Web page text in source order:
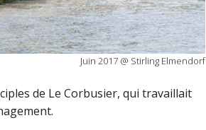
Juin 2017 @ Stirling Elmendorf
de Le Corbusier, qui travaillait